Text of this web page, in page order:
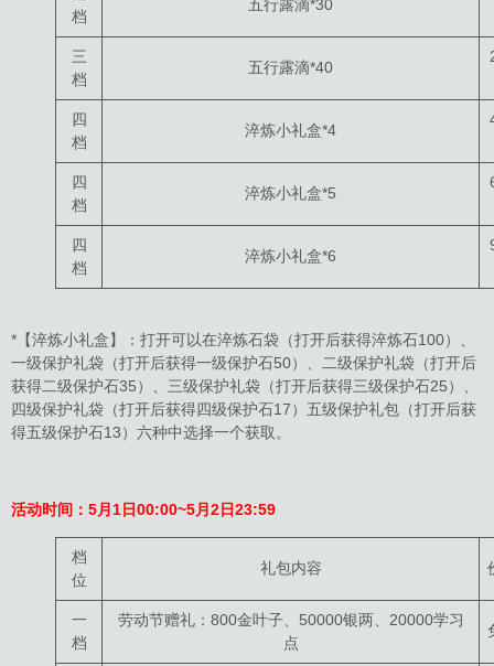
档
五行露滴*30
三
档
五行露滴*40
四
档
淬炼小礼盒*4
四
档
淬炼小礼盒*5
四
档
淬炼小礼盒*6
*【淬炼小礼盒】：打开可以在淬炼石袋（打开后获得淬炼石100）、
一级保护礼袋（打开后获得一级保护石50）、二级保护礼袋（打开后
获得二级保护石35）、三级保护礼袋（打开后获得三级保护石25）、
四级保护礼袋（打开后获得四级保护石17）五级保护礼包（打开后获
得五级保护石13）六种中选择一个获取。
活动时间：5月1日00:00~5月2日23:59
档
位
礼包内容
一
档
劳动节赠礼：800金叶子、50000银两、20000学习
点